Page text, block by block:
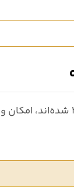
شده‌اند، امکان